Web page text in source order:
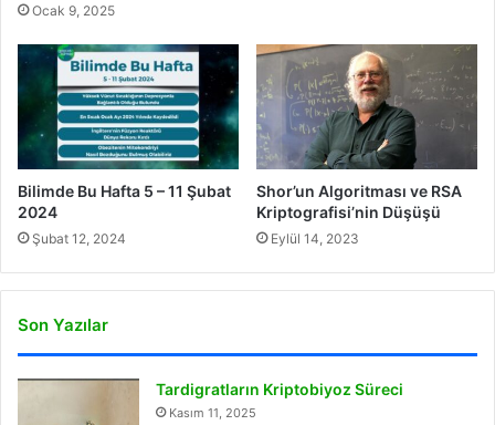
Ocak 9, 2025
Bilimde Bu Hafta 5 – 11 Şubat
2024
Şubat 12, 2024
Shor’un Algoritması ve RSA
Kriptografisi’nin Düşüşü
Eylül 14, 2023
Son Yazılar
Tardigratların Kriptobiyoz Süreci
Kasım 11, 2025